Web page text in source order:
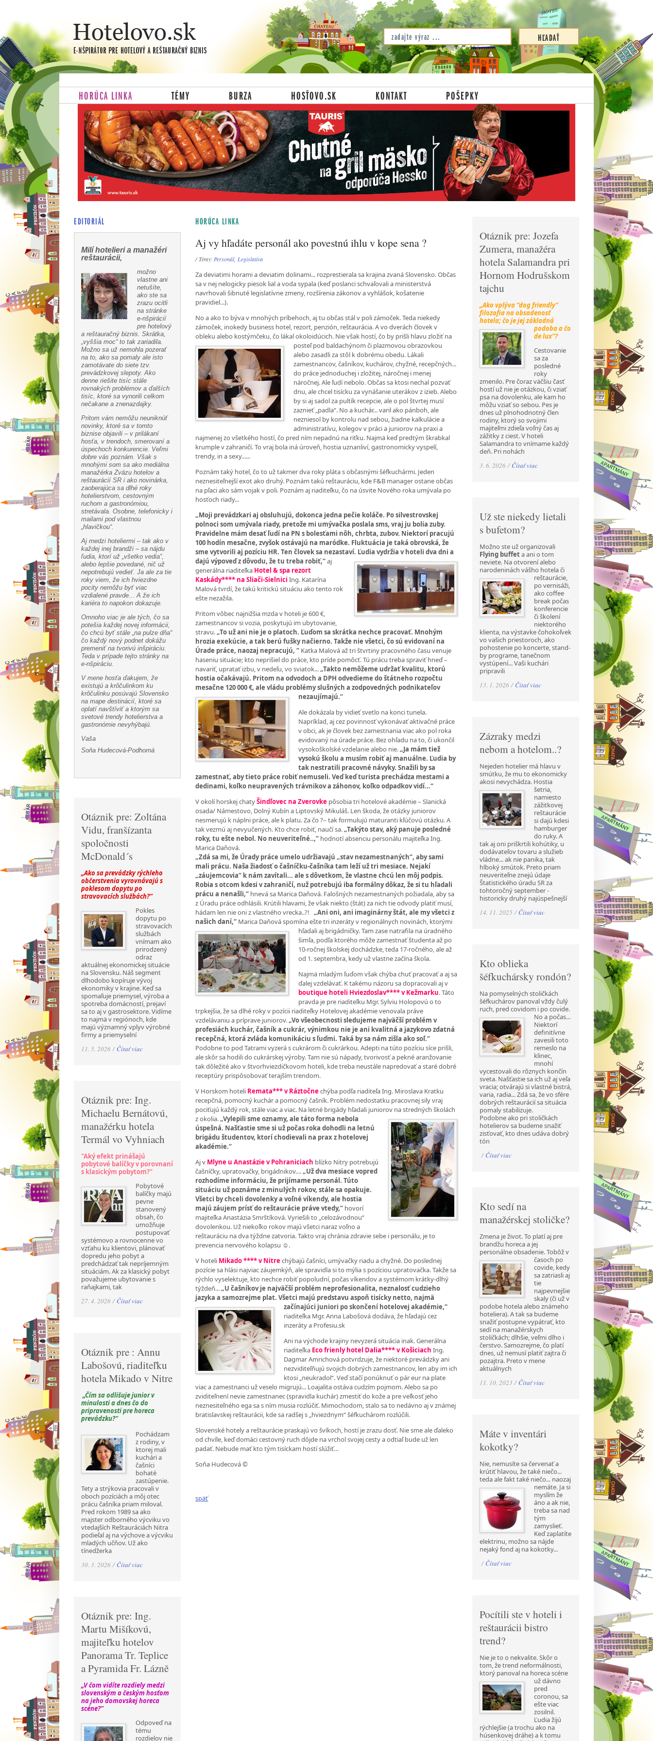
HORÚCA LINKA TÉMY BURZA HOSŤOVO.SK KONTAKT POŠEPKY
HORÚCA LINKA
Aj vy hľadáte personál ako povestnú ihlu v kope sena ?
/ Témy:Personál,Legislatíva
Za deviatimi horami a deviatim dolinami... rozprestierala sa krajina zvaná Slovensko. Občas
sa v nej nelogicky piesok lial a voda sypala (keď poslanci schvaľovali a ministerstvá
navrhovali šibnuté legislatívne zmeny, rozšírenia zákonov a vyhlášok, košatenie
pravidiel...).
No a ako to býva v mnohých príbehoch, aj tu občas stál v poli zámoček. Teda niekedy
zámoček, inokedy business hotel, rezort, penzión, reštaurácia. A vo dverách človek v
obleku alebo kostýmčeku, čo lákal okoloidúcich. Nie však hostí, čo by prišli hlavu zložiť na
posteľ pod baldachýnom či plazmovou obrazovkou
alebo zasadli za stôl k dobrému obedu. Lákali
zamestnancov, čašníkov, kuchárov, chyžné, recepčných...
do práce jednoduchej i zložitej, náročnej i menej
náročnej. Ale ľudí nebolo. Občas sa ktosi nechal pozvať
dnu, ale chcel tisícku za vynášanie uterákov z izieb. Alebo
by si aj sadol za pultík recepcie, ale o pol štvrtej musí
zaznieť „padla“. No a kuchár... varil ako pánboh, ale
nezniesol by kontrolu nad sebou, žiadne kalkulácie a
administratívu, kolegov v práci a juniorov na praxi a
najmenej zo všetkého hostí, čo pred ním nepadnú na riťku. Najmä keď predtým škrabkal
krumple v zahraničí. To vraj bola iná úroveň, hostia uznanliví, gastronomicky vyspelí,
trendy, in a sexy......
Poznám taký hotel, čo to už takmer dva roky pláta s občasnými šéfkuchármi. Jeden
neznesiteľnejší exot ako druhý. Poznám takú reštauráciu, kde F&B manager ostane občas
na pľaci ako sám vojak v poli. Poznám aj riaditeľku, čo na úsvite Nového roka umývala po
hosťoch riady...
„Moji prevádzkari aj obsluhujú, dokonca jedna pečie koláče. Po silvestrovskej
polnoci som umývala riady, pretože mi umývačka poslala sms, vraj ju bolia zuby.
Pravidelne mám desať ľudí na PN s bolesťami nôh, chrbta, zubov. Niektorí pracujú
100 hodín mesačne, zvyšok ostávajú na maródke. Fluktuácia je taká obrovská, že
sme vytvorili aj pozíciu HR. Ten človek sa nezastaví. Ľudia vydržia v hoteli dva dni a
dajú výpoveď z dôvodu, že tu treba robiť,“aj
generálna riaditeľka Hotel & spa rezort
Kaskády**** na Sliači-Sielnici Ing. Katarína
Malová tvrdí, že takú kritickú situáciu ako tento rok
ešte nezažila.
Pritom vôbec najnižšia mzda v hoteli je 600 €,
zamestnancov si vozia, poskytujú im ubytovanie,
stravu.„To už ani nie je o platoch. Ľuďom sa skrátka nechce pracovať. Mnohým
hrozia exekúcie, a tak berú fušky načierno. Takže nie všetci, čo sú evidovaní na
Úrade práce, naozaj nepracujú, “ Katka Malová až tri štvrtiny pracovného času venuje
haseniu situácie; kto neprišiel do práce, kto príde pomôcť. Tú prácu treba spraviť hneď –
navariť, upratať izbu, v nedeľu, vo sviatok...„Takto nemôžeme udržať kvalitu, ktorú
hostia očakávajú. Pritom na odvodoch a DPH odvedieme do štátneho rozpočtu
mesačne 120 000 €, ale vládu problémy slušných a zodpovedných podnikateľov
nezaujímajú.“
Ale dokázala by vidieť svetlo na konci tunela.
Napríklad, aj cez povinnosť vykonávať aktivačné práce
v obci, ak je človek bez zamestnania viac ako pol roka
evidovaný na úrade práce. Bez ohľadu na to, či ukončil
vysokoškolské vzdelanie alebo nie.„Ja mám tiež
vysokú školu a musím robiť aj manuálne. Ľudia by
tak nestratili pracovné návyky. Snažili by sa
zamestnať, aby tieto práce robiť nemuseli. Veď keď turista prechádza mestami a
dedinami, koľko neupravených trávnikov a záhonov, koľko odpadkov vidí...“
V okolí horskej chatyŠindľovec na Zverovke pôsobia tri hotelové akadémie – Slanická
osada/ Námestovo, Dolný Kubín a Liptovský Mikuláš. Len škoda, že otázky juniorov
nesmerujú k náplni práce, ale k platu. Za čo ?– tak formulujú maturanti kľúčovú otázku. A
tak vezmú aj nevyučených. Kto chce robiť, naučí sa.„Takýto stav, aký panuje posledné
roky, tu ešte nebol. No neuveriteľné..,“ hodnotí absenciu personálu majiteľka Ing.
Marica Daňová.
„Zdá sa mi, že Úrady práce umelo udržiavajú „stav nezamestnaných“, aby sami
mali prácu. Naša žiadosť o čašníčku-čašníka tam leží už tri mesiace. Nejakí
„záujemcovia“ k nám zavítali... ale s dôvetkom, že vlastne chcú len môj podpis.
Robia s otcom kdesi v zahraničí, nuž potrebujú iba formálny dôkaz, že si tu hľadali
prácu a nenašli,“ hnevá sa Marica Daňová. Falošných nezamestnaných požiadala, aby sa
z Úradu práce odhlásili. Krútili hlavami, že však niekto (štát) za nich tie odvody platiť musí,
hádam len nie oni z vlastného vrecka..?!„Ani oni, ani imaginárny štát, ale my všetci z
našich daní,“ Marica Daňová spomína ešte tri inzeráty v regionálnych novinách, ktorými
hľadali aj brigádničky. Tam zase natrafila na úradného
šimľa, podľa ktorého môže zamestnať študenta až po
10-ročnej školskej dochádzke, teda 17-ročného, ale až
od 1. septembra, kedy už vlastne začína škola.
Najmä mladým ľuďom však chýba chuť pracovať a aj sa
ďalej vzdelávať. K takému názoru sa dopracovali aj v
boutique hoteli Hviezdoslav**** v Kežmarku. Táto
pravda je pre riaditeľku Mgr. Sylviu Holopovú o to
trpkejšia, že sa dlhé roky v pozícii riaditeľky Hotelovej akadémie venovala práve
vzdelávaniu a príprave juniorov.„Vo všeobecnosti sledujeme najväčší problém v
profesiách kuchár, čašník a cukrár, výnimkou nie je ani kvalitná a jazykovo zdatná
recepčná, ktorá zvláda komunikáciu s ľuďmi. Taká by sa nám zišla ako soľ.“
Podobne to pod Tatrami vyzerá s cukrárom či cukrárkou. Adepti na túto pozíciu síce prišli,
ale skôr sa hodili do cukrárskej výroby. Tam nie sú nápady, tvorivosť a pekné aranžovanie
tak dôležité ako v štvorhviezdičkovom hoteli, kde treba neustále napredovať a staré dobré
receptúry prispôsobovať terajším trendom.
V Horskom hoteli Remata*** v Ráztočnechýba podľa riaditeľa Ing. Miroslava Kratku
recepčná, pomocný kuchár a pomocný čašník. Problém nedostatku pracovnej sily vraj
pociťujú každý rok, stále viac a viac. Na letné brigády hľadali juniorov na stredných školách
z okolia.„Vylepili sme oznamy, ale táto forma nebola
úspešná. Našťastie sme si už počas roka dohodli na letnú
brigádu študentov, ktorí chodievali na prax z hotelovej
akadémie.“
Aj v Mlyne u Anastázie v Pohraniciach blízko Nitry potrebujú
čašníčky, upratovačky, brigádnikov....„Už dva mesiace vopred
rozhodíme informáciu, že prijímame personál. Túto
situáciu už poznáme z minulých rokov, stále sa opakuje.
Všetci by chceli dovolenky a voľné víkendy, ale hostia
majú záujem prísť do reštaurácie práve vtedy,“ hovorí
majiteľka Anastázia Smrštíková. Vyriešili to „celozávodnou“
dovolenkou. Už niekoľko rokov majú všetci naraz voľno a
reštauráciu na dva týždne zatvoria. Takto vraj chránia zdravie sebe i personálu, je to
prevencia nervového kolapsu ☺.
V hoteli Mikado **** v Nitrechýbajú čašníci, umývačky riadu a chyžné. Do poslednej
pozície sa hlási najviac záujemkýň, ale spravidla si to mýlia s pozíciou upratovačka. Takže sa
rýchlo vyselektuje, kto nechce robiť popoludní, počas víkendov a systémom krátky-dlhý
týždeň...„U čašníkov je najväčší problém neprofesionalita, neznalosť cudzieho
jazyka a samozrejme plat. Všetci majú predstavu aspoň tisícky netto, najmä
začínajúci juniori po skončení hotelovejakadémie,“
riaditeľka Mgr. Anna Labošová dodáva, že hľadajú cez
inzeráty a Profesiu.sk
Ani na východe krajiny nevyzerá situácia inak. Generálna
riaditeľka Eco frienly hotel Dalia**** v Košiciach Ing.
Dagmar Amrichová potvrdzuje, že niektoré prevádzky ani
nezviditeľňujú svojich dobrých zamestnancov, len aby im ich
ktosi „neukradol“. Veď stačí ponúknuť o pár eur na plate
viac a zamestnanci už veselo migrujú... Loajalita ostáva cudzím pojmom. Alebo sa po
zviditeľnení nevie zamestnanec (spravidla kuchár) zmestiť do kože a pre veľkosť jeho
neznesiteľného ega sa s ním musia rozlúčiť. Mimochodom, stalo sa to nedávno aj v známej
bratislavskej reštaurácii, kde sa radšej s „hviezdnym“ šéfkuchárom rozlúčili.
Slovenské hotely a reštaurácie praskajú vo švíkoch, hostí je zrazu dosť. Nie sme ale ďaleko
od chvíle, keď domáci cestovný ruch dôjde na vrchol svojej cesty a odtiaľ bude už len
padať. Nebude mať kto tým tisíckam hostí slúžiť…
Soňa Hudecová ©
späť
EDITORIÁL
Milí hotelieri a manažéri
reštaurácii,
možno
vlastne ani
netušíte,
ako ste sa
zrazu ocitli
na stránke
e-nšpirácií
pre hotelový
a reštauračný biznis. Skrátka,
„vyššia moc“ to tak zariadila.
Možno sa už nemohla pozerať
na to, ako sa pomaly ale isto
zamotávate do siete tzv.
prevádzkovej slepoty. Ako
denne riešite tisíc stále
rovnakých problémov a ďalších
tisíc, ktoré sa vynorili celkom
nečakane a znenazdajky.
Pritom vám nemôžu neuniknúť
novinky, ktoré sa v tomto
biznise objavili – v prilákaní
hosťa, v trendoch, smerovaní a
úspechoch konkurencie. Veľmi
dobre vás poznám. Však s
mnohými som sa ako mediálna
manažérka Zväzu hotelov a
reštaurácií SR i ako novinárka,
zaoberajúca sa dlhé roky
hotelierstvom, cestovným
ruchom a gastronómiou,
stretávala. Osobne, telefonicky i
mailami pod vlastnou
„hlavičkou“.
Aj medzi hoteliermi – tak ako v
každej inej brandži – sa nájdu
ľudia, ktorí už „všetko vedia“,
alebo lepšie povedané, nič už
nepotrebujú vedieť. Ja ale za tie
roky viem, že ich hviezdne
pocity nemôžu byť viac
vzdialené pravde... A že ich
kariéra to napokon dokazuje.
Omnoho viac je ale tých, čo sa
potešia každej novej informácii,
čo chcú byť stále „na pulze dňa“
čo každý nový podnet dokážu
premeniť na tvorivú inšpiráciu.
Teda v prípade tejto stránky na
e-nšpiráciu.
V mene hosťa ďakujem, že
existujú a krôčulinkom ku
krôčulinku posúvajú Slovensko
na mape destinácií, ktoré sa
oplatí navštíviť a ktorým sa
svetové trendy hotelierstva a
gastronómie nevyhýbajú.
Vaša
Soňa Hudecová-Podhorná
Otáznik pre: Zoltána
Vidu, franšízanta
spoločnosti
McDonald´s
„Ako sa prevádzky rýchleho
občerstvenia vyrovnávajú s
poklesom dopytu po
stravovacích službách?“
Pokles
dopytu po
stravovacích
službách
vnímam ako
prirodzený
odraz
aktuálnej ekonomickej situácie
na Slovensku. Náš segment
dlhodobo kopíruje vývoj
ekonomiky v krajine. Keď sa
spomaľuje priemysel, výroba a
spotreba domácností, prejaví
sa to aj v gastrosektore. Vidíme
to najmä v regiónoch, kde
majú významný vplyv výrobné
firmy a priemyselní
11. 5. 2026 / Čítať viac
Otáznik pre: Ing.
Michaelu Bernátovú,
manažérku hotela
Termál vo Vyhniach
"Aký efekt prinášajú
pobytové balíčky v porovnaní
s klasickým pobytom?"
Pobytové
balíčky majú
pevne
stanovený
obsah, čo
umožňuje
postupovať
systémovo a rovnocenne vo
vzťahu ku klientovi, plánovať
dopredu jeho pobyt a
predchádzať tak nepríjemným
situáciám. Ak za klasický pobyt
považujeme ubytovanie s
raňajkami, tak
27. 4. 2026 / Čítať viac
Otáznik pre : Annu
Labošovú, riaditeľku
hotela Mikado v Nitre
„Čím sa odlišuje junior v
minulosti a dnes čo do
pripravenosti pre horeca
prevádzku?“
Pochádzam
z rodiny, v
ktorej mali
kuchári a
čašníci
bohaté
zastúpenie.
Tety a strýkovia pracovali v
oboch pozíciách a môj otec
prácu čašníka priam miloval.
Pred rokom 1989 sa ako
majster odborného výcviku vo
vtedajších Reštauráciách Nitra
podieľal aj na výchove a výcviku
mladých učňov. Už ako
tínedžerka
30. 3. 2026 / Čítať viac
Otáznik pre: Ing.
Martu Mišíkovú,
majiteľku hotelov
Panorama Tr. Teplice
a Pyramida Fr. Lázně
„V čom vidíte rozdiely medzi
slovenským a českým hosťom
na jeho domovskej horeca
scéne?“
Odpoveď na
tému
rozdielov nie
Otáznik pre: Jozefa
Zumera, manažéra
hotela Salamandra pri
Hornom Hodrušskom
tajchu
„Ako vplýva “dog friendly“
filozofia na obsadenosť
hotela; čo je jej základná
podoba ačo
de lux“?
Cestovanie
sa za
posledné
roky
zmenilo. Pre čoraz väčšiu časť
hostí už nie je otázkou, či vziať
psa na dovolenku, ale kam ho
môžu vziať so sebou. Pes je
dnes už plnohodnotný člen
rodiny, ktorý so svojimi
majiteľmi zdieľa voľný čas aj
zážitky z ciest. V hoteli
Salamandra to vnímame každý
deň. Pri nohách
3. 6. 2026 / Čítať viac
Už ste niekedy lietali
s bufetom?
Možno ste už organizovali
Flying buffeta ani o tom
neviete. Na otvorení alebo
narodenináchvášho hotela či
reštaurácie,
po vernisáži,
ako coffee
break počas
konferencie
či školení
niektorého
klienta, na výstavke čohokoľvek
vo vašich priestoroch, ako
pohostenie po koncerte, stand-
by programe, tanečnom
vystúpení... Vaši kuchári
pripravili
13. 1. 2026 / Čítať viac
Zázraky medzi
nebom a hotelom..?
Nejeden hotelier má hlavu v
smútku, že mu to ekonomicky
akosi nevychádza. Hostia
šetria,
namiesto
zážitkovej
reštaurácie
si dajú kdesi
hamburger
do ruky. A
tak aj oni priškrtili kohútiky, u
dodávateľov tovaru a služieb
vládne... ak nie panika, tak
hlboký smútok. Preto priam
neuveriteľne znejú údaje
Štatistického úradu SR za
tohtoročný september -
historicky druhý najúspešnejší
14. 11. 2025 / Čítať viac
Kto oblieka
šéfkuchársky rondón?
Na pomyselných stoličkách
šéfkuchárov panoval vždy čulý
ruch, pred covidom i po covide.
No a počas…
Niektorí
definitívne
zavesili toto
remeslo na
klinec,
mnohí
vycestovali do rôznych končín
sveta. Našťastie sa ich už aj veľa
vracia; otvárajú si vlastné bistrá,
varia, radia... Zdá sa, že vo sfére
dobrých reštaurácií sa situácia
pomaly stabilizuje.
Podobne ako pri stoličkách
hotelierov sa budeme snažiť
zisťovať, kto dnes udáva dobrý
tón
/ Čítať viac
Kto sedí na
manažérskej stoličke?
Zmena je život. To platí aj pre
brandžu horeca a jej
personálne obsadenie. Tobôž v
časoch po
covide, kedy
sa zatriasli aj
tie
najpevnejšie
skaly (či už v
podobe hotela alebo známeho
hoteliera). A tak sa budeme
snažiť postupne vypátrať, kto
sedí na manažérskych
stoličkách; dlhšie, veľmi dlho i
čerstvo. Samozrejme, čo platí
dnes, už nemusí platiť zajtra či
pozajtra. Preto v mene
aktuálnych
11. 10. 2023 / Čítať viac
Máte v inventári
kokotky?
Nie, nemusíte sa červenať a
krútiť hlavou, že také niečo...
teda ale fakt také niečo... naozaj
nemáte. Ja si
myslím že
áno a ak nie,
treba sa nad
tým
zamyslieť.
Keď zaplatíte
elektrinu, možno sa nájde
nejaký fond aj na kokotky...
/ Čítať viac
Pocítili ste v hoteli i
reštaurácii bistro
trend?
Nie je to o nekvalite. Skôr o
tom, že trend neformálnosti,
ktorý panoval na horeca scéne
uždávno
pred
coronou, sa
ešte viac
zosilnil.
Ľudia žijú
rýchlejšie (a trochu ako na
húsenkovej dráhe) a k tomu